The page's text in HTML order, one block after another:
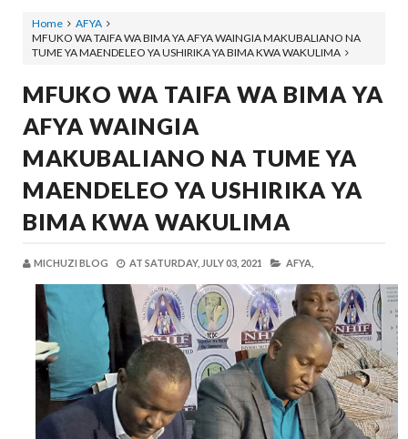
Home
AFYA
MFUKO WA TAIFA WA BIMA YA AFYA WAINGIA MAKUBALIANO NA
TUME YA MAENDELEO YA USHIRIKA YA BIMA KWA WAKULIMA
MFUKO WA TAIFA WA BIMA YA
AFYA WAINGIA
MAKUBALIANO NA TUME YA
MAENDELEO YA USHIRIKA YA
BIMA KWA WAKULIMA
MICHUZI BLOG AT SATURDAY, JULY 03, 2021 AFYA,